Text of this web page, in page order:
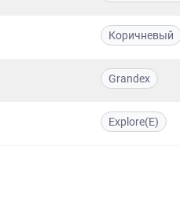
Коричневый
Grandex
Explore(E)